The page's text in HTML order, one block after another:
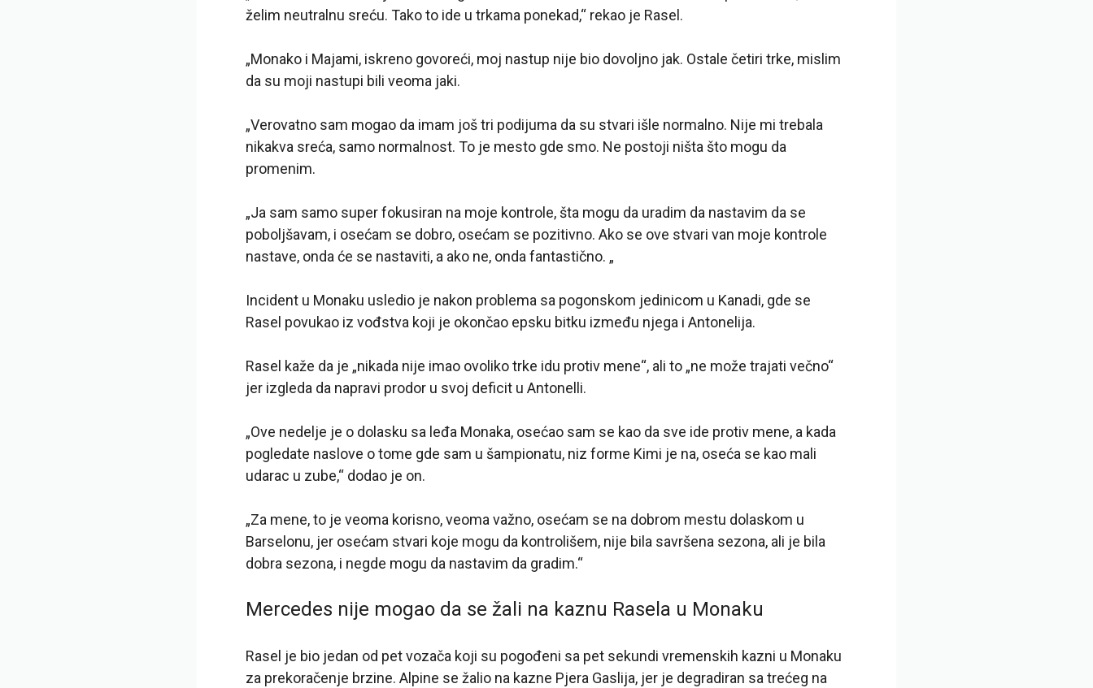
želim neutralnu sreću. Tako to ide u trkama ponekad,“ rekao je Rasel.
„Monako i Majami, iskreno govoreći, moj nastup nije bio dovoljno jak. Ostale četiri trke, mislim
da su moji nastupi bili veoma jaki.
„Verovatno sam mogao da imam još tri podijuma da su stvari išle normalno. Nije mi trebala
nikakva sreća, samo normalnost. To je mesto gde smo. Ne postoji ništa što mogu da
promenim.
„Ja sam samo super fokusiran na moje kontrole, šta mogu da uradim da nastavim da se
poboljšavam, i osećam se dobro, osećam se pozitivno. Ako se ove stvari van moje kontrole
nastave, onda će se nastaviti, a ako ne, onda fantastično. „
Incident u Monaku usledio je nakon problema sa pogonskom jedinicom u Kanadi, gde se
Rasel povukao iz vođstva koji je okončao epsku bitku između njega i Antonelija.
Rasel kaže da je „nikada nije imao ovoliko trke idu protiv mene“, ali to „ne može trajati večno“
jer izgleda da napravi prodor u svoj deficit u Antonelli.
„Ove nedelje je o dolasku sa leđa Monaka, osećao sam se kao da sve ide protiv mene, a kada
pogledate naslove o tome gde sam u šampionatu, niz forme Kimi je na, oseća se kao mali
udarac u zube,“ dodao je on.
„Za mene, to je veoma korisno, veoma važno, osećam se na dobrom mestu dolaskom u
Barselonu, jer osećam stvari koje mogu da kontrolišem, nije bila savršena sezona, ali je bila
dobra sezona, i negde mogu da nastavim da gradim.“
Mercedes nije mogao da se žali na kaznu Rasela u Monaku
Rasel je bio jedan od pet vozača koji su pogođeni sa pet sekundi vremenskih kazni u Monaku
za prekoračenje brzine. Alpine se žalio na kazne Pjera Gaslija, jer je degradiran sa trećeg na